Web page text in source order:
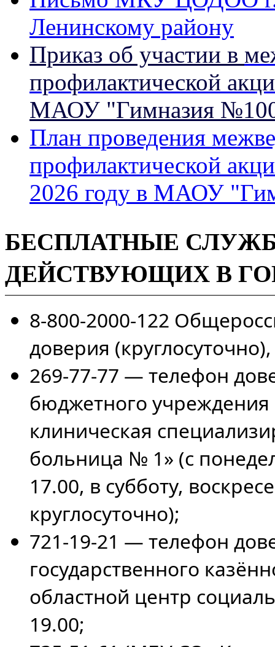
Ленинскому району
Приказ об участии в
профилактической
МАОУ "Гимназия №100
План проведения
профилактической
2026 году в МАОУ
БЕСПЛАТНЫЕ
ДЕЙСТВУЮЩИХ В
8-800-2000-122
доверия
269-77-77 — телефон
бюджетного учреждения
клиническая
больница № 1» (с
17.00, в субботу,
круглосуточно);
721-19-21 — телефон
государственного
областной центр
19.00;